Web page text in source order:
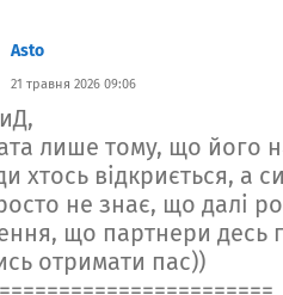
Asto
21 травня 2026 09:06
лише тому, що його
хтось відкриється, а
не знає, що далі
що партнери десь
отримати пас))